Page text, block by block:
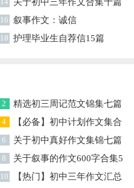
16 叙事作文：诚信
18 护理毕业生自荐信15篇
2 精选初三周记范文锦集七篇
4
【必备】初中计划作文集合
五篇
6 关于初中真好作文集锦七篇
8
关于叙事的作文600字合集5
篇
10
【热门】初中三年作文汇总